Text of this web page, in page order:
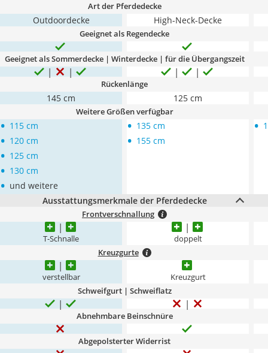
Art der Pferdedecke
Outdoordecke High-Neck-Decke
Geeignet als Regendecke
Geeignet als Sommerdecke | Winterdecke | für die Übergangszeit
Rückenlänge
145 cm 125 cm
Weitere Größen verfügbar
• 115 cm
• 120 cm
• 125 cm
• 130 cm
• und weitere
• 135 cm
• 155 cm
•
Ausstattungsmerkmale der Pferdedecke
Frontverschnallung
T-Schnalle doppelt
Kreuzgurte
verstellbar Kreuzgurt
Schweifgurt | Schweiflatz
Abnehmbare Beinschnüre
Abgepolsterter Widerrist